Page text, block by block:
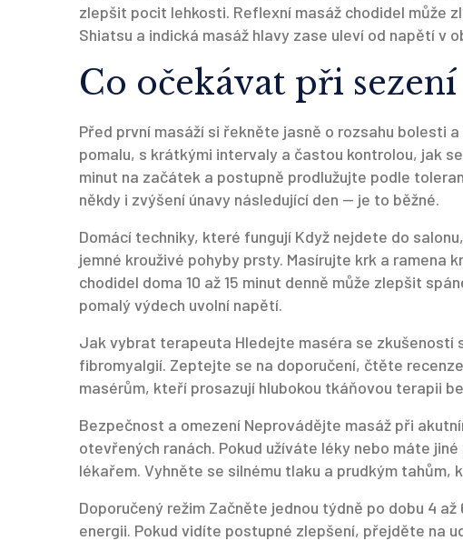
zlepšit pocit lehkosti. Reflexní masáž chodidel může
Shiatsu a indická masáž hlavy zase uleví od napětí v
Co očekávat při sezení
Před první masáží si řekněte jasně o rozsahu bolesti
pomalu, s krátkými intervaly a častou kontrolou, jak
minut na začátek a postupně prodlužujte podle
někdy i zvýšení únavy následující den — je to běžné.
Domácí techniky, které fungují Když nejdete do
jemné krouživé pohyby prsty. Masírujte krk a ramena
chodidel doma 10 až 15 minut denně může zlepšit
pomalý výdech uvolní napětí.
Jak vybrat terapeuta Hledejte maséra se zkušeností
fibromyalgií. Zeptejte se na doporučení, čtěte
masérům, kteří prosazují hlubokou tkáňovou terapii
Bezpečnost a omezení Neprovádějte masáž při
otevřených ranách. Pokud užíváte léky nebo máte
lékařem. Vyhněte se silnému tlaku a prudkým
Doporučený režim Začněte jednou týdně po dobu 4
energii. Pokud vidíte postupné zlepšení, přejděte na